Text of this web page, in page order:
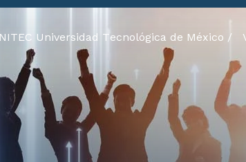
Universidad Tecnológica de México /